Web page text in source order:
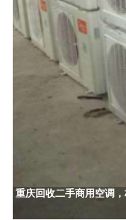
重庆回收二手商用空调